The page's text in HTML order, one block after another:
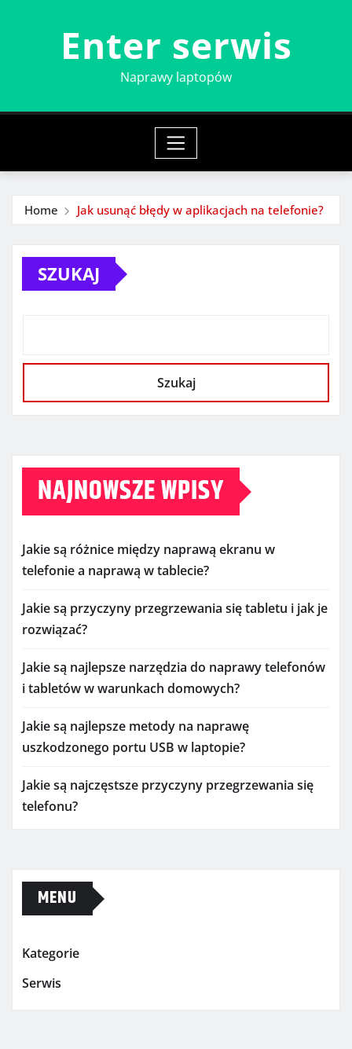
Enter serwis
Naprawy laptopów
Home Jak usunąć błędy w aplikacjach na telefonie?
SZUKAJ
Szukaj
NAJNOWSZE WPISY
Jakie są różnice między naprawą ekranu w
telefonie a naprawą w tablecie?
Jakie są przyczyny przegrzewania się tabletu i jak je
rozwiązać?
Jakie są najlepsze narzędzia do naprawy telefonów
i tabletów w warunkach domowych?
Jakie są najlepsze metody na naprawę
uszkodzonego portu USB w laptopie?
Jakie są najczęstsze przyczyny przegrzewania się
telefonu?
MENU
Kategorie
Serwis